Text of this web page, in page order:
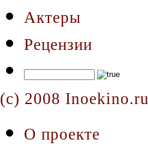
Актеры
Рецензии
(c) 2008 Inoekino.ru
О проекте